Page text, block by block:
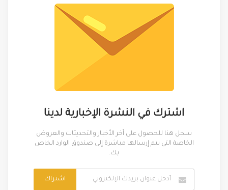
اشترك في النشرة الإخبارية لدينا
سجل هنا للحصول على آخر الأخبار والتحديثات والعروض
الخاصة التي يتم إرسالها مباشرة إلى صندوق الوارد الخاص
بك.
اشتراك